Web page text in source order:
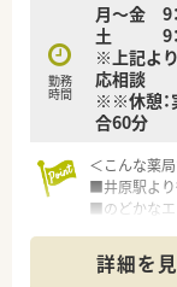
添って服薬
健康に関す
増進を積極
病院や介護
ながってい
■調剤事業に
っています。
■無菌調剤対
開するサンキ
の店舗網を
支援します。
勤務
時間
月～金 9
土 9：
※上記よ
応相談
※※休憩：
合60分
＜こんな薬
■井原駅より
■のどかなエ
ます。
■内科等応
詳細を